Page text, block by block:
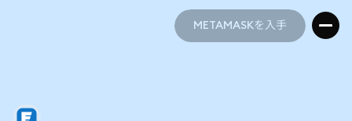
METAMASKを入手